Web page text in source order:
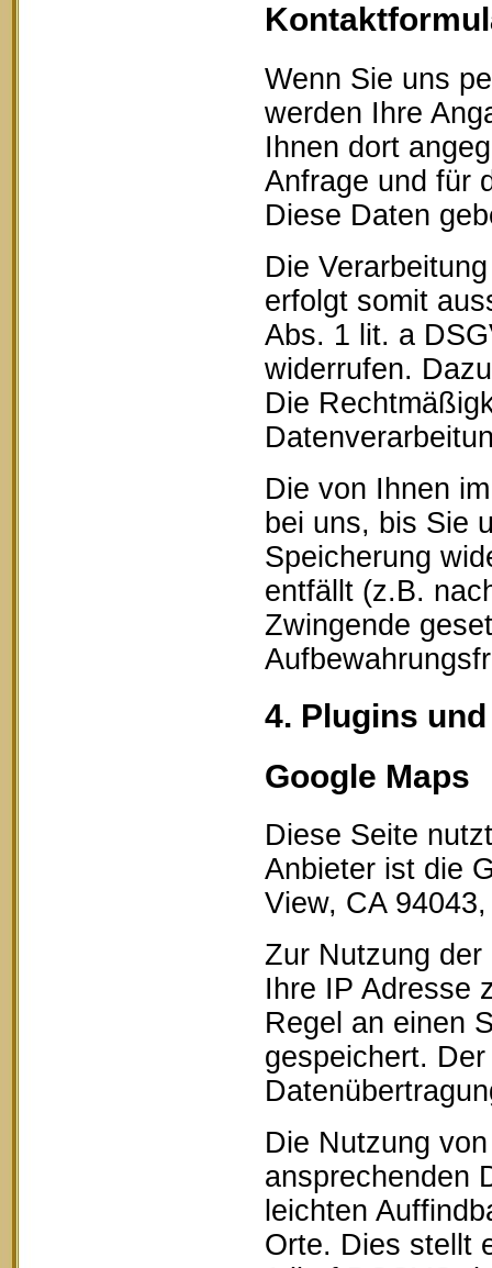
Wenn Sie uns
werden Ihre
Ihnen dort
Anfrage und für
Diese Daten
Die
erfolgt somit
Abs. 1 lit. a
widerrufen.
Die
Die von Ihnen
bei uns, bis Sie
Speicherung
entfällt (z.B.
Zwingende
4. Plugins
Google Maps
Diese Seite
Anbieter ist die
View, CA
Zur Nutzung
Ihre IP Adresse
Regel an einen
gespeichert.
Die Nutzung
ansprechenden
leichten
Orte. Dies stellt